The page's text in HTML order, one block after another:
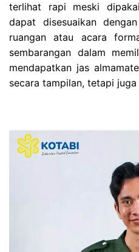
terlihat rapi meski
dapat disesuaikan
ruangan atau acara
sembarangan dalam
mendapatkan jas
secara tampilan, tetapi